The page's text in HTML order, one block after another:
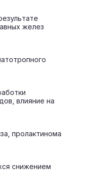
желез
влияние на
пролактинома
снижением